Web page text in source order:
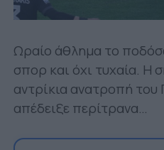
Ωραίο άθλημα το
σπορ και όχι τυχαία. Η
αντρίκια ανατροπή του
απέδειξε περίτρανα…